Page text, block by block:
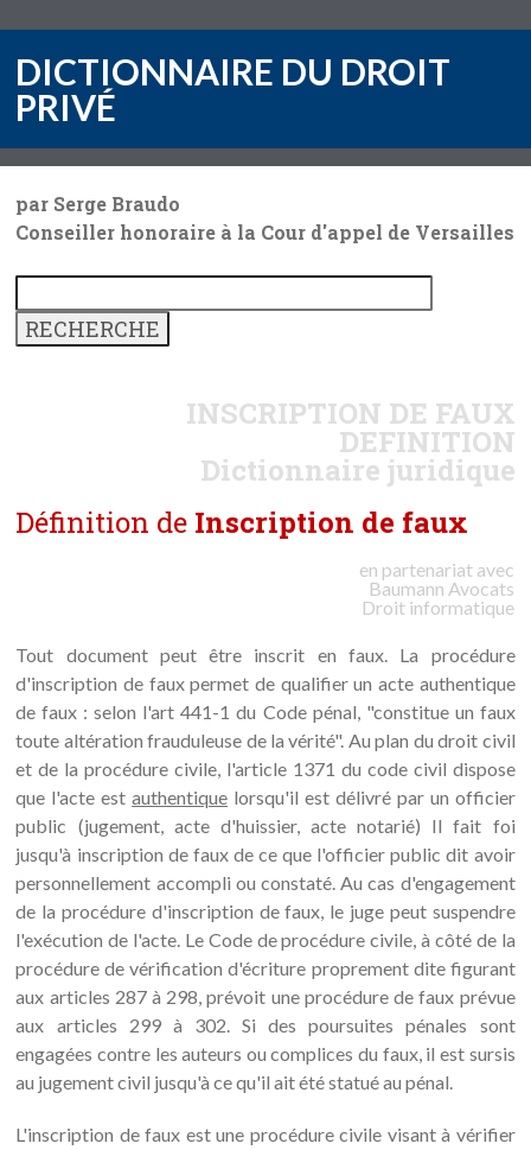
DICTIONNAIRE DU DROIT
PRIVÉ
par Serge Braudo
Conseiller honoraire à la Cour d'appel de Versailles
INSCRIPTION DE FAUX
DEFINITION
Dictionnaire juridique
Définition de Inscription de faux
en partenariat avec
Baumann Avocats
Droit informatique
Tout document peut être inscrit en faux. La procédure
d'inscription de faux permet de qualifier un acte authentique
de faux : selon l'art 441-1 du Code pénal, "constitue un faux
toute altération frauduleuse de la vérité". Au plan du droit civil
et de la procédure civile, l'article 1371 du code civil dispose
que l'acte estauthentique lorsqu'il est délivré par un officier
public (jugement, acte d'huissier, acte notarié) Il fait foi
jusqu'à inscription de faux de ce que l'officier public dit avoir
personnellement accompli ou constaté. Au cas d'engagement
de la procédure d'inscription de faux, le juge peut suspendre
l'exécution de l'acte. Le Code de procédure civile, à côté de la
procédure de vérification d'écriture proprement dite figurant
aux articles 287 à 298, prévoit une procédure de faux prévue
aux articles 299 à 302. Si des poursuites pénales sont
engagées contre les auteurs ou complices du faux, il est sursis
au jugement civil jusqu'à ce qu'il ait été statué au pénal.
L'inscription de faux est une procédure civile visant à vérifier